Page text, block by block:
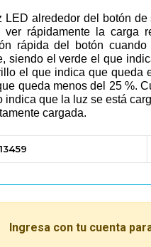
LED alrededor del botón
ver rápidamente la carga
rápida del botón
siendo el verde el que
el que indica que queda
queda menos del 25 %.
indica que la luz se está
cargada.
Ingresa con tu cuenta